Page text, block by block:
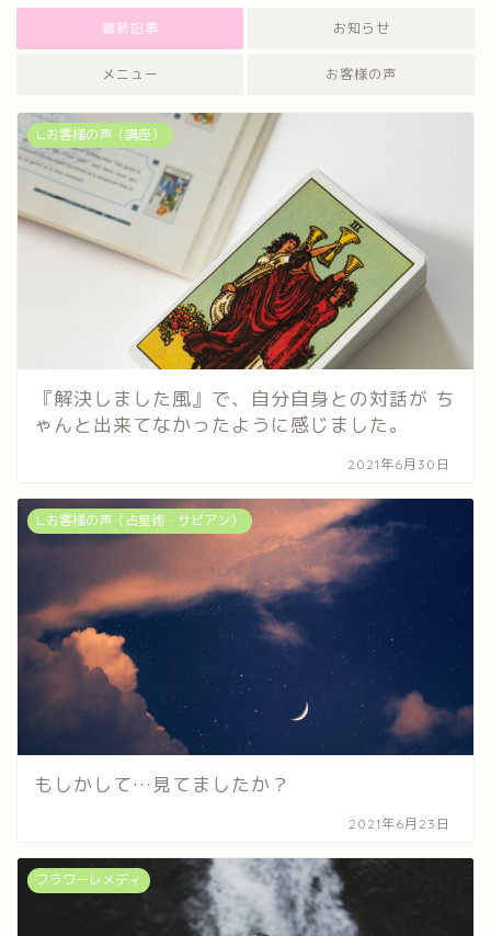
最新記事 お知らせ
メニュー お客様の声
∟お客様の声（講座）
『解決しました風』で、自分自身との対話が ち
ゃんと出来てなかったように感じました。
2021年6月30日
∟お客様の声（占星術・サビアン）
もしかして…見てましたか？
2021年6月23日
フラワーレメディ